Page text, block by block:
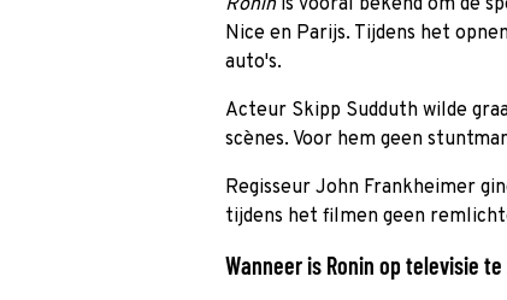
Ronin is vooral bekend om de
Nice en Parijs. Tijdens het
auto's.
Acteur Skipp Sudduth wilde
scènes. Voor hem geen
Regisseur John Frankheimer
tijdens het filmen geen
Wanneer is Ronin op televisie te